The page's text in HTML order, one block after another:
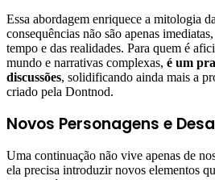
Essa abordagem enriquece a mitologia
consequências não são apenas
tempo e das realidades. Para quem é
mundo e narrativas complexas, é um
discussões, solidificando ainda mais a
criado pela Dontnod.
Novos Personagens e
Uma continuação não vive apenas de
ela precisa introduzir novos elementos